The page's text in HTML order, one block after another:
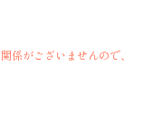
係がございませんので、